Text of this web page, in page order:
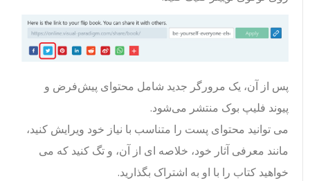
پس از آن، یک مرورگر جدید شامل محتوای پیش‌فرض و
پیوند فلیپ بوک منتشر می‌شود.
می توانید محتوای پست را متناسب با نیاز خود ویرایش کنید،
مانند معرفی آثار خود، خلاصه ای از آن، و تگ کنید که می
خواهید کتاب را با او به اشتراک بگذارید.